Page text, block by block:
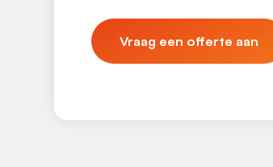
Vraag een offerte aan